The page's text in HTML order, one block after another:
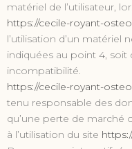
matériel de l’utilisateur,
https://cecile-royant-
l’utilisation d’un matériel
indiquées au point 4, soit
incompatibilité.
https://cecile-royant-
tenu responsable des
qu’une perte de marché
à l’utilisation du site